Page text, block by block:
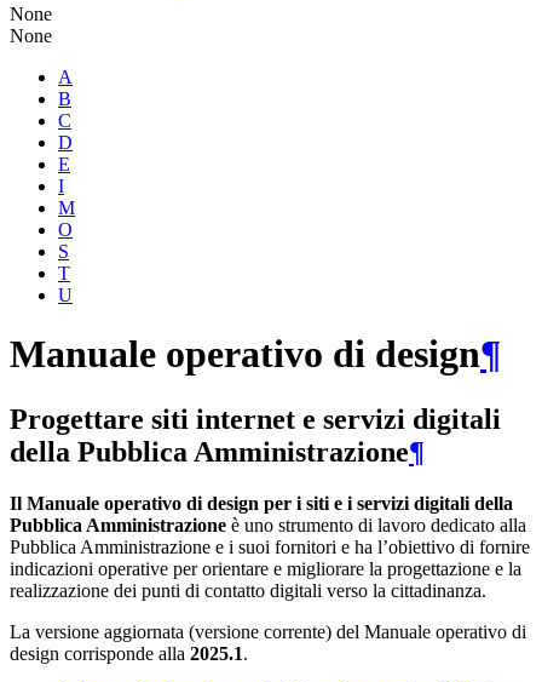
None
None
A
B
C
D
E
I
M
O
S
T
U
Manuale operativo di design¶
Progettare siti internet e servizi digitali
della Pubblica Amministrazione¶
Il Manuale operativo di design per i siti e i servizi digitali della
Pubblica Amministrazione è uno strumento di lavoro dedicato alla
Pubblica Amministrazione e i suoi fornitori e ha l’obiettivo di fornire
indicazioni operative per orientare e migliorare la progettazione e la
realizzazione dei punti di contatto digitali verso la cittadinanza.
La versione aggiornata (versione corrente) del Manuale operativo di
design corrisponde alla 2025.1.